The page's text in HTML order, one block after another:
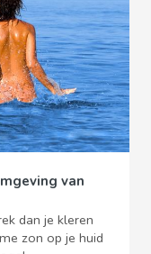
van
dan je kleren
zon op je huid